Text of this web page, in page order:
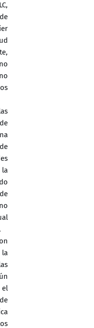
la
la
el